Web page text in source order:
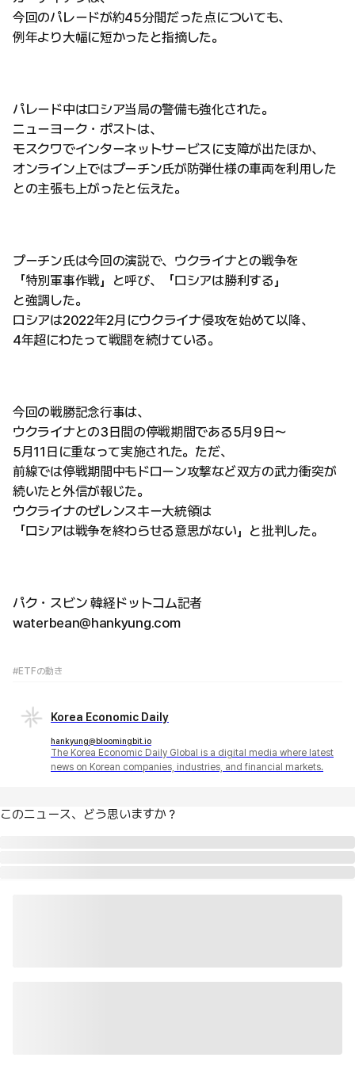
今回のパレードが約45分間だった点についても、
例年より大幅に短かったと指摘した。
パレード中はロシア当局の警備も強化された。
ニューヨーク・ポストは、
モスクワでインターネットサービスに支障が出たほか、
オンライン上ではプーチン氏が防弾仕様の車両を利用した
との主張も上がったと伝えた。
プーチン氏は今回の演説で、ウクライナとの戦争を
「特別軍事作戦」と呼び、「ロシアは勝利する」
と強調した。
ロシアは2022年2月にウクライナ侵攻を始めて以降、
4年超にわたって戦闘を続けている。
今回の戦勝記念行事は、
ウクライナとの3日間の停戦期間である5月9日〜
5月11日に重なって実施された。ただ、
前線では停戦期間中もドローン攻撃など双方の武力衝突が
続いたと外信が報じた。
ウクライナのゼレンスキー大統領は
「ロシアは戦争を終わらせる意思がない」と批判した。
パク・スビン 韓経ドットコム記者
waterbean@hankyung.com
#ETFの動き
Korea Economic Daily
hankyung@bloomingbit.io
The Korea Economic Daily Global is a digital media where latest
news on Korean companies, industries, and financial markets.
このニュース、どう思いますか？